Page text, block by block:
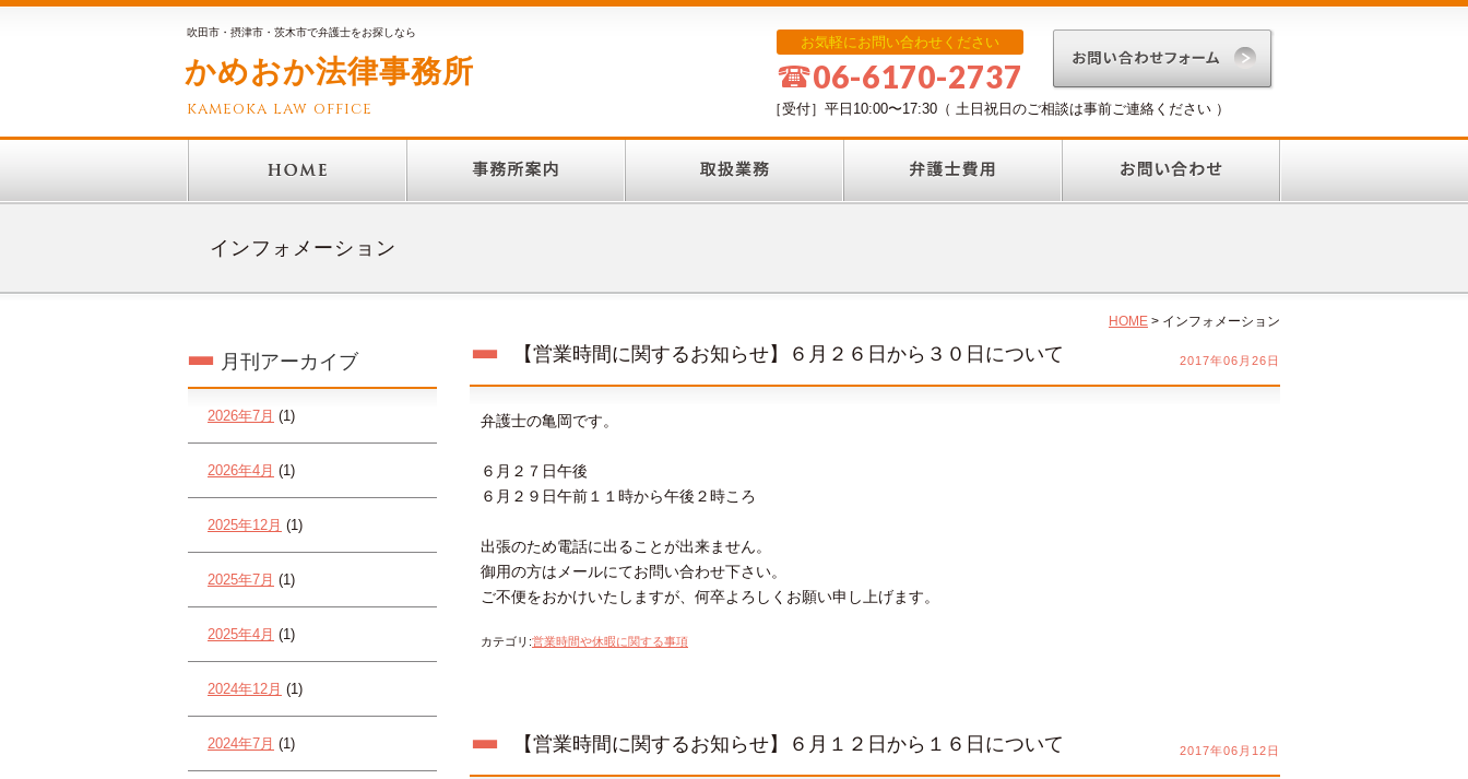
吹田市・摂津市・茨木市で弁護士をお探しなら
かめおか法律事務所
kameoka law office
お気軽にお問い合わせください
06-6170-2737
［受付］平日10:00〜17:30（ 土日祝日のご相談は事前ご連絡ください ）
インフォメーション
HOME > インフォメーション
月刊アーカイブ
2026年7月 (1)
2026年4月 (1)
2025年12月 (1)
2025年7月 (1)
2025年4月 (1)
2024年12月 (1)
2024年7月 (1)
【営業時間に関するお知らせ】６月２６日から３０日について 2017年06月26日
弁護士の亀岡です。
６月２７日午後
６月２９日午前１１時から午後２時ころ
出張のため電話に出ることが出来ません。
御用の方はメールにてお問い合わせ下さい。
ご不便をおかけいたしますが、何卒よろしくお願い申し上げます。
カテゴリ :営業時間や休暇に関する事項
【営業時間に関するお知らせ】６月１２日から１６日について 2017年06月12日